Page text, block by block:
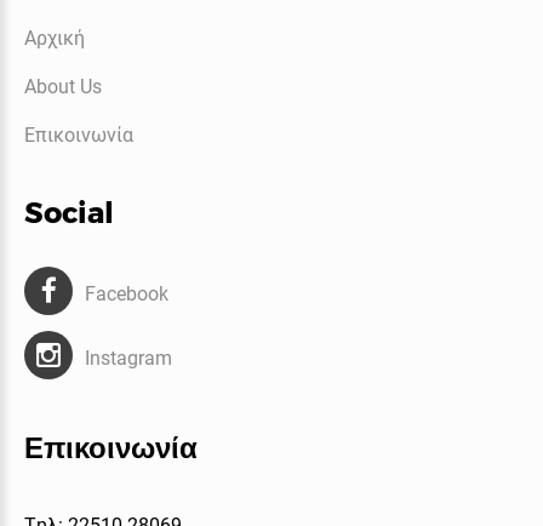
Αρχική
About Us
Επικοινωνία
Social
Facebook
Instagram
Επικοινωνία